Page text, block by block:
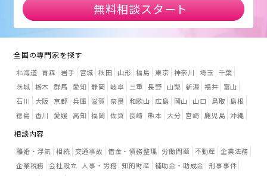
無料相談スタート
全国の専門家を探す
北海道 青森 岩手 宮城 秋田 山形 福島 東京 神奈川 埼玉
千葉
茨城 栃木 群馬 愛知 静岡 岐阜 三重 長野 山梨 新潟 福井
富山
石川
大阪 京都 兵庫 滋賀 奈良 和歌山 広島 岡山 山口 鳥取
島根
徳島 香川 愛媛 高知 福岡 佐賀 長崎 熊本 大分 宮崎 鹿児島 沖縄
相談内容
離婚・浮気 相続 交通事故 借金・債務整理 労働問題 不動産 企業法務
企業税務 会社設立 人事・労務 知的財産 補助金・助成金 刑事事件